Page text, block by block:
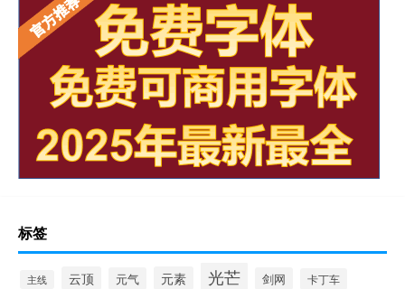
标签
主线 云顶 元气 元素 光芒 剑网 卡丁车